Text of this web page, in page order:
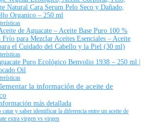
Natural Cara Serum Pelo Seco y Dañado,
Organico – 250 ml
de Aguacate – Aceite Base Puro 100 %
Frío para Mezclar Aceites Esenciales – Aceite
el Cuidado del Cabello y la Piel (30 ml)
Puro Ecológico Benvolio 1938 – 250 ml |
Oil
la información de aceite de
más detallada
catar y saber identificar la diferencia entre un aceite de
extra virgen vs virgen